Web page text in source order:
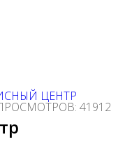
ЦЕНТР
41912